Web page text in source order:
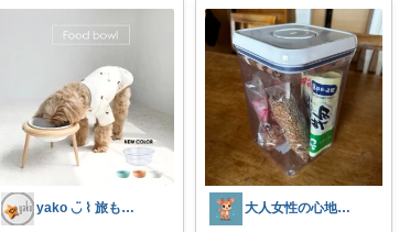
yako ◡̈ ⌇ 旅も日常もおしゃれに 大人女性の心地よい暮らしROOM